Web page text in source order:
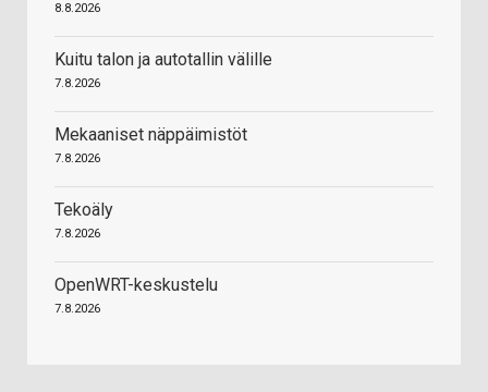
8.8.2026
Kuitu talon ja autotallin välille
7.8.2026
Mekaaniset näppäimistöt
7.8.2026
Tekoäly
7.8.2026
OpenWRT-keskustelu
7.8.2026